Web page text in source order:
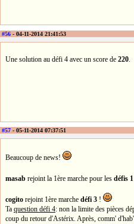
#56 - 04-11-2014 21:41:53
Une solution au défi 4 avec un score de 220.
#57 - 05-11-2014 07:37:51
Beaucoup de news!
masab rejoint la 1ère marche pour les défis
cogito rejoint 1ère marche défi 3 !
Ta question défi 4: non la limite des pièces
coup du retour d'Astérix. Après, comm'